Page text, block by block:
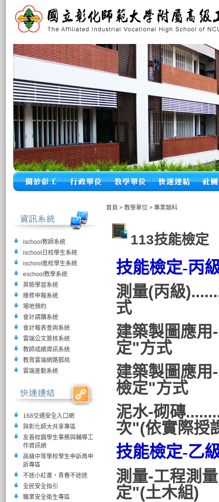
ischool教師系統
ischool日校學生系統
ischool進校學生系統
eschool教學系統
英檢學習系統
維修申報系統
場地預約
會計請購系統
會計報表查詢系統
雲端公文簽核系統
教師成績資訊系統
教育雲端網路郵局
雲端差勤系統
168交通安全入口網
與彰化師大共享專區
友善校園學生事務與輔導工
作資訊網
高級中等學校學生申訴再申
訴專區
不迷小紅書，青春不迷途
全民安全指引
職業安全衛生專區
首頁 > 教學單位 > 專業類科
113技能檢定
技能檢定-丙
測量(丙級
式
建築製圖應
定"方式
建築製圖應
檢定"方式
泥水-砌磚
次"(依實際授
技能檢定-乙
測量-工程測
定"(土木組)